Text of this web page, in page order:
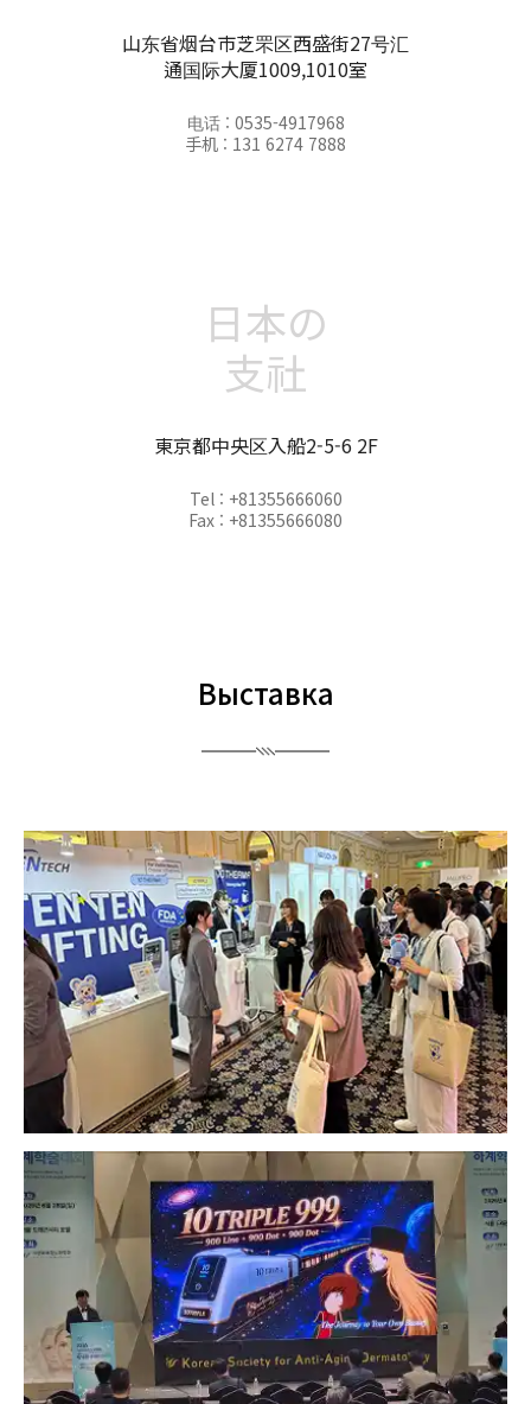
山东省烟台市芝罘区西盛街27号汇
通国际大厦1009,1010室
电话 : 0535-4917968
手机 : 131 6274 7888
日本の
支社
東京都中央区入船2-5-6 2F
Tel : +81355666060
Fax : +81355666080
Выставка